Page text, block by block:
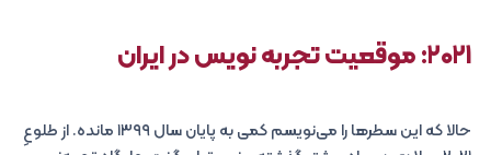
۲۰۲۱: موقعیت تجربه نویس در ایران
حالا که این سطرها را می‌نویسم کمی به پایان سال ۱۳۹۹ مانده. از طلوعِ